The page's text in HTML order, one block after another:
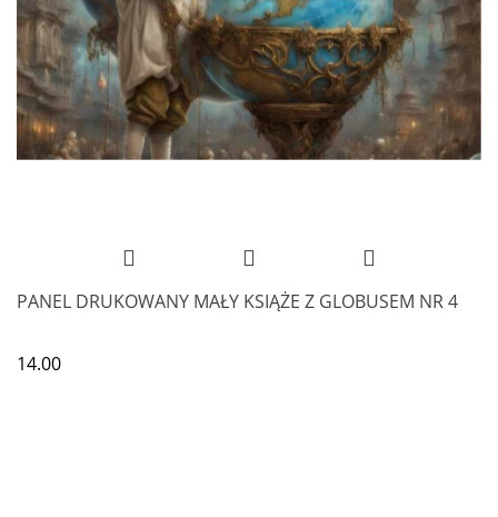
PANEL DRUKOWANY MAŁY KSIĄŻE Z GLOBUSEM NR 4
14.00